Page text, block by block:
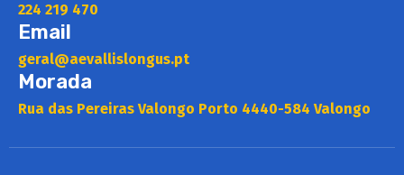
224 219 470
Email
geral@aevallislongus.pt
Morada
Rua das Pereiras Valongo Porto 4440-584 Valongo